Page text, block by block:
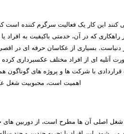
کنند این کار یک فعالیت سرگرم کننده
که در آن، خدمتی باکیفیت به افراد
بسیاری از عکاسان حرفه ای در
ای از افراد مختلف عکسبرداری
با شرکت ها و پروژه های گوناگون
اهمیت است، محبوبیت شغل
آن ها مطرح است، از دوربین های